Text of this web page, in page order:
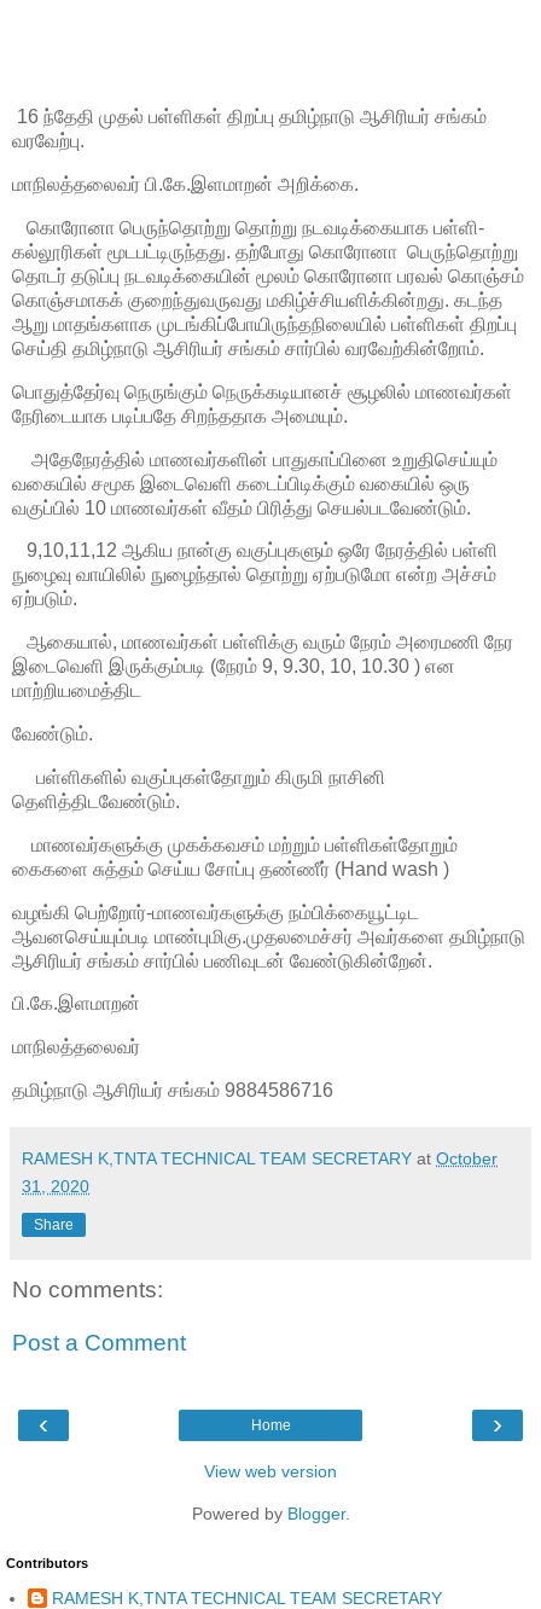
16 ந்தேதி முதல் பள்ளிகள் திறப்பு தமிழ்நாடு ஆசிரியர் சங்கம்
வரவேற்பு.
மாநிலத்தலைவர் பி.கே.இளமாறன் அறிக்கை.
கொரோனா பெருந்தொற்று தொற்று நடவடிக்கையாக பள்ளி-
கல்லூரிகள் மூடபட்டிருந்தது. தற்போது கொரோனா பெருந்தொற்று
தொடர் தடுப்பு நடவடிக்கையின் மூலம் கொரோனா பரவல் கொஞ்சம்
கொஞ்சமாகக் குறைந்துவருவது மகிழ்ச்சியளிக்கின்றது. கடந்த
ஆறு மாதங்களாக முடங்கிப்போயிருந்தநிலையில் பள்ளிகள் திறப்பு
செய்தி தமிழ்நாடு ஆசிரியர் சங்கம் சார்பில் வரவேற்கின்றோம்.
பொதுத்தேர்வு நெருங்கும் நெருக்கடியானச் சூழலில் மாணவர்கள்
நேரிடையாக படிப்பதே சிறந்ததாக அமையும்.
அதேநேரத்தில் மாணவர்களின் பாதுகாப்பினை உறுதிசெய்யும்
வகையில் சமூக இடைவெளி கடைப்பிடிக்கும் வகையில் ஒரு
வகுப்பில் 10 மாணவர்கள் வீதம் பிரித்து செயல்படவேண்டும்.
9,10,11,12 ஆகிய நான்கு வகுப்புகளும் ஒரே நேரத்தில் பள்ளி
நுழைவு வாயிலில் நுழைந்தால் தொற்று ஏற்படுமோ என்ற அச்சம்
ஏற்படும்.
ஆகையால், மாணவர்கள் பள்ளிக்கு வரும் நேரம் அரைமணி நேர
இடைவெளி இருக்கும்படி (நேரம் 9, 9.30, 10, 10.30 ) என
மாற்றியமைத்திட
வேண்டும்.
பள்ளிகளில் வகுப்புகள்தோறும் கிருமி நாசினி
தெளித்திடவேண்டும்.
மாணவர்களுக்கு முகக்கவசம் மற்றும் பள்ளிகள்தோறும்
கைகளை சுத்தம் செய்ய சோப்பு தண்ணீர் (Hand wash )
வழங்கி பெற்றோர்-மாணவர்களுக்கு நம்பிக்கையூட்டிட
ஆவனசெய்யும்படி மாண்புமிகு.முதலமைச்சர் அவர்களை தமிழ்நாடு
ஆசிரியர் சங்கம் சார்பில் பணிவுடன் வேண்டுகின்றேன்.
பி.கே.இளமாறன்
மாநிலத்தலைவர்
தமிழ்நாடு ஆசிரியர் சங்கம் 9884586716
RAMESH K,TNTA TECHNICAL TEAM SECRETARY at October
31, 2020
Share
No comments:
Post a Comment
‹ ›
Home
View web version
Powered by Blogger.
Contributors
RAMESH K,TNTA TECHNICAL TEAM SECRETARY